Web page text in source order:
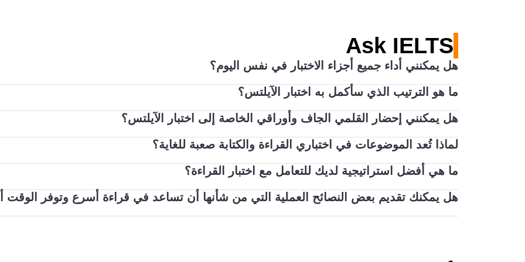
Ask IELTS
هل يمكنني أداء جميع أجزاء الاختبار في نفس اليوم؟
يتم استكمال أجزاء الاستماع والقراءة والكتابة من الاختبار مباشرة واحدًا تلو الآخر في نفس اليوم. في بعض
نفس اليوم، أو في غضون 7 أيام قبل أو بعد تاريخ الاختبار.
ما هو الترتيب الذي سأكمل به اختبار الآيلتس؟
إذا كنت تؤدي اختبار الآيلتس عبر الحاسوب، فستقوم بإكمال الاختبارات بالترتيب التالي في نفس اليوم: الاستماع
المحادثة قبل جلسة الاختبار هذه أو بعدها.
هل يمكنني إحضار القلمي الجاف وأوراقي الخاصة إلى اختبار الآيلتس؟
لن تتمكن من إحضار أوراقك الخاصة إلى الاختبار لأسباب أمنية. إذا كنت تؤدي اختبار الآيلتس عبر الحاسوب،
ستحصل على أوراق في اختبار المحادثة لتساعدك في ترتيب أفكارك أثناء تحدثك مع الممتحِن.
لماذا تُعد الموضوعات في اختباري القراءة والكتابة صعبة للغاية؟
يتم وضع كل اختبار آيلتس واختباره بعناية لضمان مستوى ثابت من الصعوبة في جميع نسخ الاختبار. نريد أن
مؤدي اختبار آيلتس على نتيجته، وهذا ما يجعلنا نتيح العديد من الأدوات المجانية والمدفوعة لمساعدتك على
ما هي أفضل استراتيجية لديك للتعامل مع اختبار القراءة؟
يمكن أن يعتمد ذلك على نوع السؤال، لكن عليك أن تفكر أيضًا في القراءة السريعة والقراءة بتمعن. أولاً، انظر
للحصول على فكرة سريعة عن المقالة ومعناها العام. ثم انظر إلى الكلمات الرئيسية الواردة في الأسئلة
هل يمكنك تقديم بعض النصائح العملية التي من شأنها أن تساعد في قراءة أسرع وتوفر الوقت